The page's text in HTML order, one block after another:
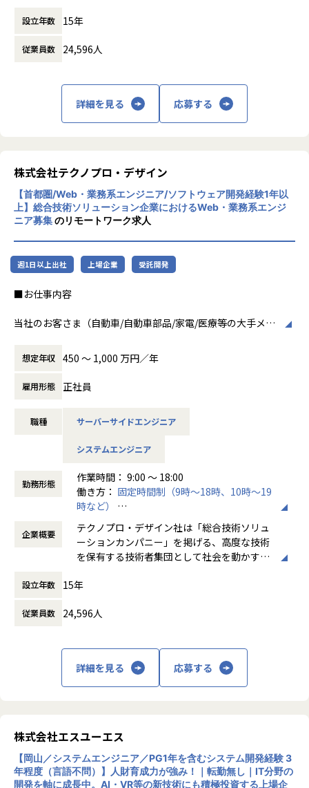
Spring Boot
アプリケーション開発演習
■2025年2月入社/23歳/文系大学卒
ITエンジニアへの転職を希望して入社。
■配属プロジェクト
自動車メーカー向けWEBシステムの開発プロジェクトにて、
機能を満たすSWの設計〜実装・テストまでの一連工程に従
事
【業務の変更の範囲】
に渡ります。いわゆる技術者派遣と呼ばれ
働く場所に関わらない事業支援や最新技術を
用いた研究開発などを行っています。
程プロジェクトの増加といった世の中で技術
者集団として価値提供を行うために、エンジ
ニアが生涯活躍できる環境を考え事業運営を
行っています。
設立年数 15年
従業員数 24,596人
詳細を見る 応募する
株式会社テクノプロ・デザイン
【首都圏/Web・業務系エンジニア/ソフトウェア開発経験1年以
上】総合技術ソリューション企業におけるWeb・業務系エンジ
ニア募集のリモートワーク求人
週1日以上出社 上場企業 受託開発
■お仕事内容
当社のお客さま（自動車/自動車部品/家電/医療等の大手メー
主にWEB系ではサーバーサイド、業務系では業務を効率化/
自動化するアプリケーションの
開発業務に従事していただきます。
・オンプレミス環境でのWebアプリ開発及びクラウド環境へ
・3D Secure認証サービスの基盤開発PM
会社についての詳細
当社は、約8,500名のエンジニアの現場力と技術コンサルテ
ィングを融合し、課題解決から価値創造までを一貫して支援
する総合技術ソリューションカンパニーです。
輸送用機器、産業用機械、精密機器、電子部品、医療機器な
が高度な技術経験を積むことのできる環境を提供していま
さらに、体系的な教育・研修制度を通じて先端技術の習得を
【業務の変更の範囲】
会社の定める業務
想定年収 450 〜 1,000 万円／年
雇用形態 正社員
職種 サーバーサイドエンジニア
システムエンジニア
勤務形態
作業時間： 9:00 ～ 18:00
働き方： 固定時間制（9時～18時、10時～19
時など）
時間外労働の有無： 有（月平均20時間）
休憩時間： 60分
企業概要
テクノプロ・デザイン社は「総合技術ソリュ
ーションカンパニー」を掲げる、高度な技術
を保有する技術者集団として社会を動かすこ
に渡ります。いわゆる技術者派遣と呼ばれ
働く場所に関わらない事業支援や最新技術を
用いた研究開発などを行っています。
程プロジェクトの増加といった世の中で技術
者集団として価値提供を行うために、エンジ
ニアが生涯活躍できる環境を考え事業運営を
行っています。
設立年数 15年
従業員数 24,596人
詳細を見る 応募する
株式会社エスユーエス
【岡山／システムエンジニア／PG1年を含むシステム開発経験 3
年程度（言語不問）】人財育成力が強み！｜転勤無し｜IT分野の
開発を軸に成長中。AI・VR等の新技術にも積極投資する上場企